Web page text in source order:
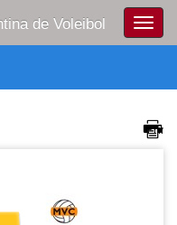
de Voleibol